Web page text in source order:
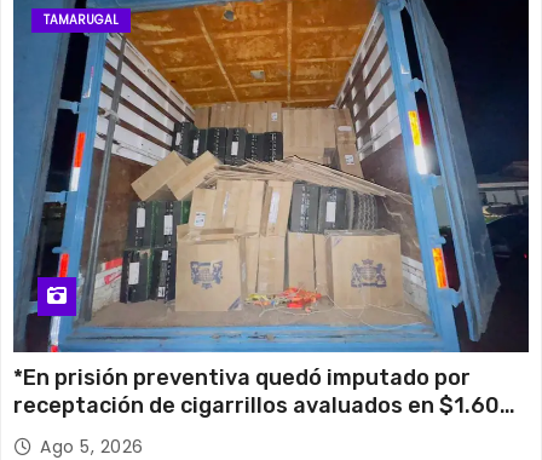
TAMARUGAL
*En prisión preventiva quedó imputado por
receptación de cigarrillos avaluados en $1.600
millones*
Ago 5, 2026